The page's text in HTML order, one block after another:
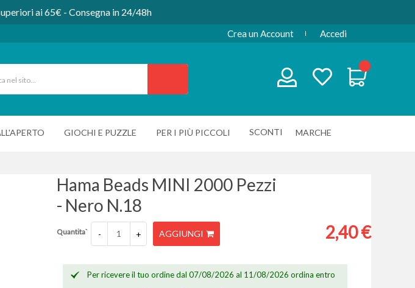
ai 65€ - Consegna in 24/48h
Crea un Account Accedi
GIOCHI E PUZZLE PER I PIÙ PICCOLI SCONTI MARCHE
Hama Beads MINI 2000 Pezzi
- Nero N.18
Quantita` - + AGGIUNGI 2,40 €
Per ricevere il tuo ordine dal 07/08/2026 al 11/08/2026 ordina entro